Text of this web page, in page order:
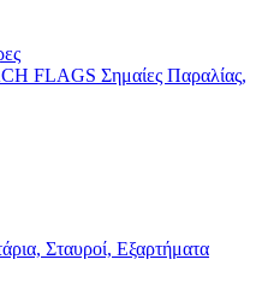
FLAGS Σημαίες Παραλίας,
Σταυροί, Εξαρτήματα